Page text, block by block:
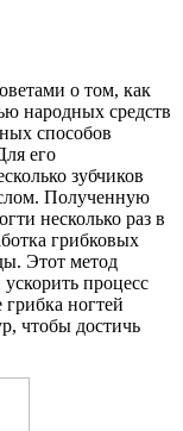
о том, как
народных средств
способов
его
зубчиков
Полученную
несколько раз в
грибковых
Этот метод
процесс
ногтей
чтобы достичь